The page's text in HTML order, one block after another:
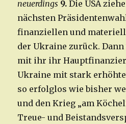
neuerdings 9. Die USA
nächsten
finanziellen und
der Ukraine zurück. Dann
mit ihr ihr
Ukraine mit stark
so erfolglos wie bisher
und den Krieg „am
Treue- und